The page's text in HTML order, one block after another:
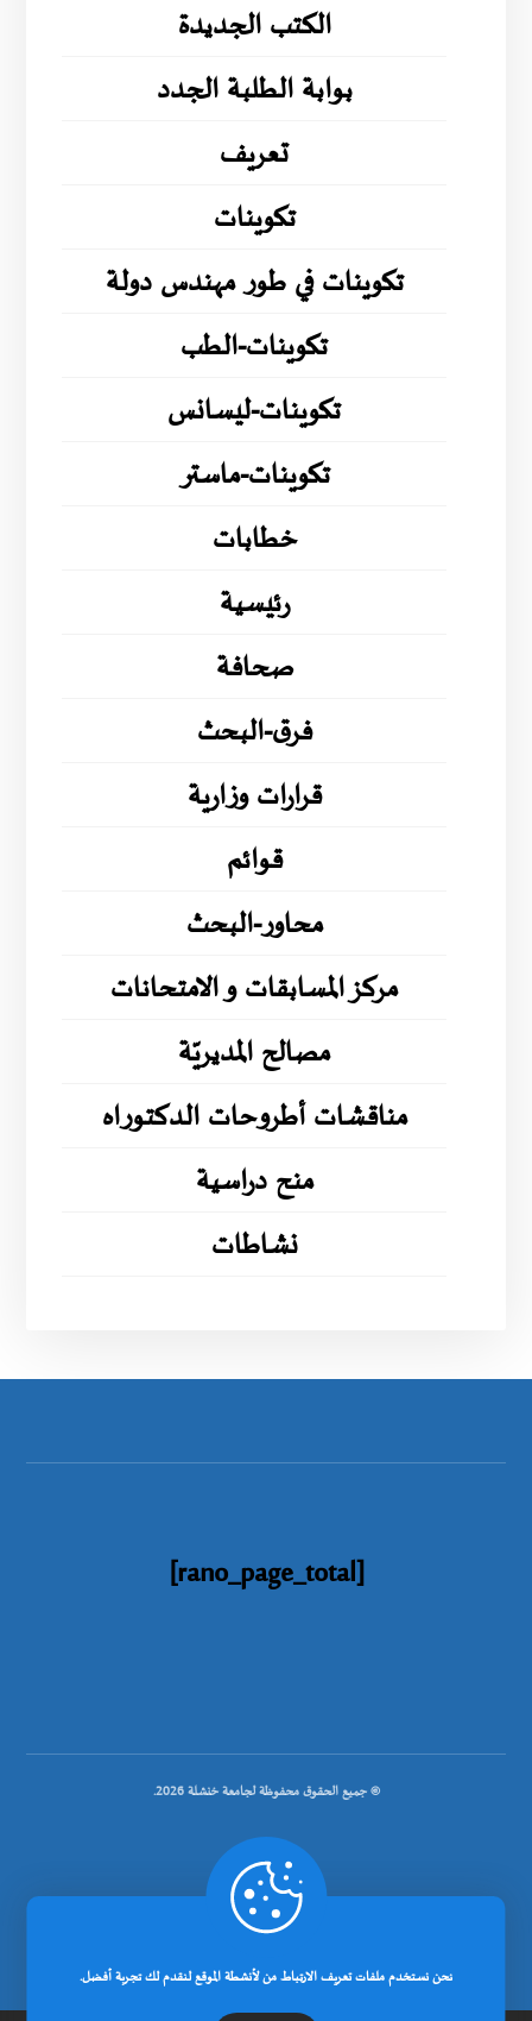
الكتب الجديدة
بوابة الطلبة الجدد
تعريف
تكوينات
تكوينات في طور مهندس دولة
تكوينات-الطب
تكوينات-ليسانس
تكوينات-ماستر
خطابات
رئيسية
صحافة
فرق-البحث
قرارات وزارية
قوائم
محاور-البحث
مركز المسابقات و الامتحانات
مصالح المديريّة
مناقشات أطروحات الدكتوراه
منح دراسية
نشاطات
[rano_page_total]
© جميع الحقوق محفوظة لجامعة خنشلة 2026.
.
نحن نستخدم ملفات تعريف الارتباط من لأنشطة الموقع لنقدم لك تجربة أفضل.